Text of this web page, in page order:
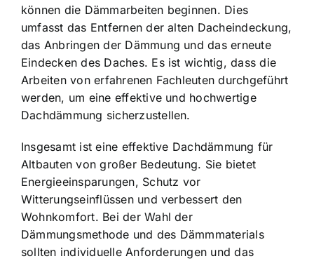
können die Dämmarbeiten beginnen. Dies
umfasst das Entfernen der alten Dacheindeckung,
das Anbringen der Dämmung und das erneute
Eindecken des Daches. Es ist wichtig, dass die
Arbeiten von erfahrenen Fachleuten durchgeführt
werden, um eine effektive und hochwertige
Dachdämmung sicherzustellen.
Insgesamt ist eine effektive Dachdämmung für
Altbauten von großer Bedeutung. Sie bietet
Energieeinsparungen, Schutz vor
Witterungseinflüssen und verbessert den
Wohnkomfort. Bei der Wahl der
Dämmungsmethode und des Dämmmaterials
sollten individuelle Anforderungen und das